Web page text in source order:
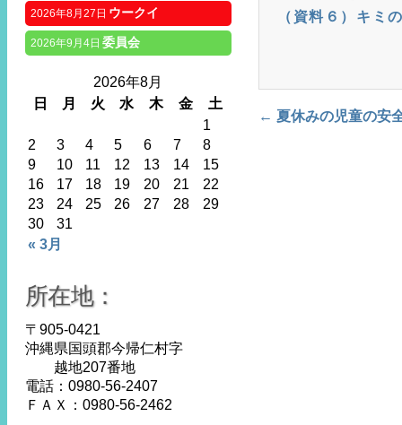
（資料６）キミ
Post
← 夏休みの児童の安
2026年8月27日 ウークイ
2026年9月4日 委員会
2026年8月
日
月 火 水 木 金 土
« 3月
1
2
3 4 5 6 7
8
9
10 11 12 13 14
15
16
17 18 19 20 21
22
23
24 25 26 27 28
29
30
31
所在地：
〒905-0421
沖縄県国頭郡今帰仁村字
越地207番地
電話：0980-56-2407
ＦＡＸ：0980-56-2462